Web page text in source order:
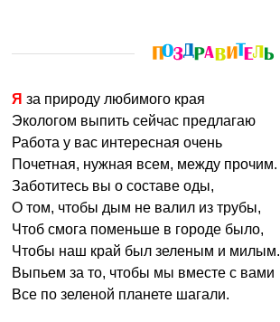
Я за природу любимого края
Экологом выпить сейчас предлагаю
Работа у вас интересная очень
Почетная, нужная всем, между прочим.
Заботитесь вы о составе оды,
О том, чтобы дым не валил из трубы,
Чтоб смога поменьше в городе было,
Чтобы наш край был зеленым и милым.
Выпьем за то, чтобы мы вместе с вами
Все по зеленой планете шагали.